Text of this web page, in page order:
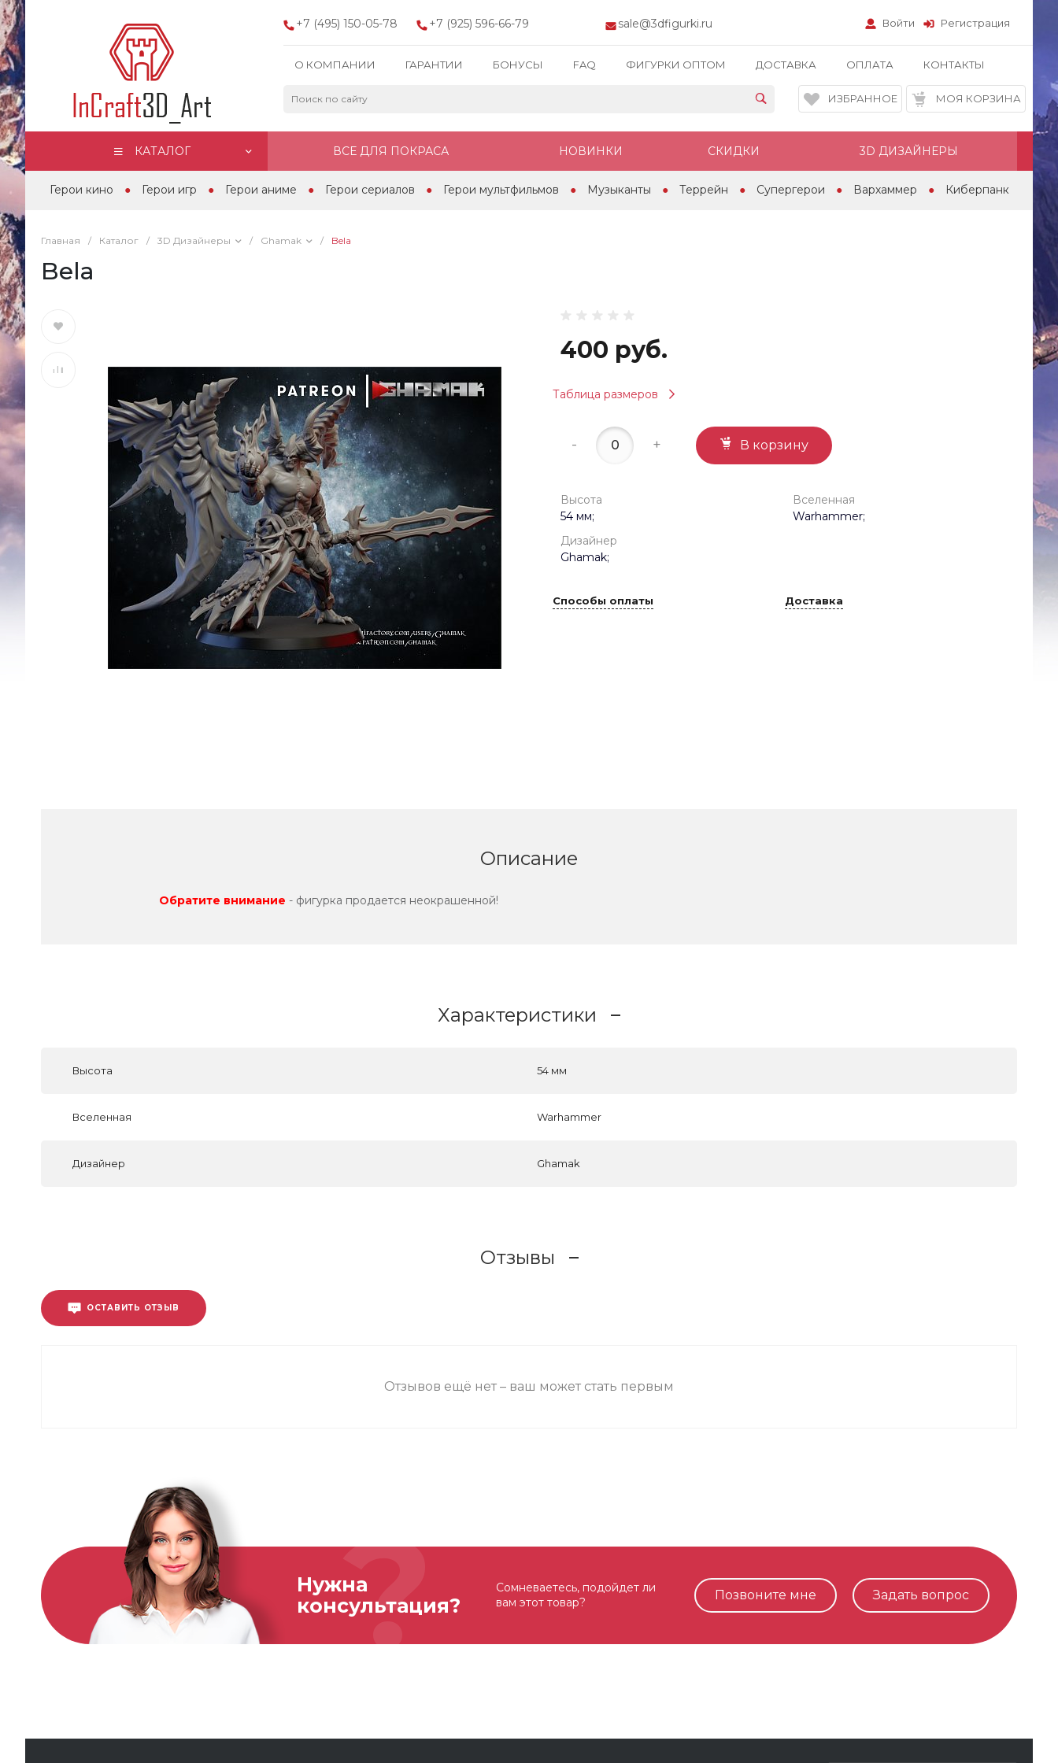
+7 (495) 150-05-78 +7 (925) 596-66-79 sale@3dfigurki.ru Войти Регистрация
О КОМПАНИИ ГАРАНТИИ БОНУСЫ FAQ ФИГУРКИ ОПТОМ ДОСТАВКА ОПЛАТА КОНТАКТЫ
ИЗБРАННОЕ МОЯ КОРЗИНА
КАТАЛОГ ВСЕ ДЛЯ ПОКРАСА НОВИНКИ СКИДКИ 3D ДИЗАЙНЕРЫ
Герои кино Герои игр Герои аниме Герои сериалов Герои мультфильмов Музыканты Террейн Супергерои Вархаммер Киберпанк
Главная / Каталог / 3D Дизайнеры / Ghamak / Bela
Bela
400 руб.
Таблица размеров
- + В корзину
Высота
54 мм;
Вселенная
Warhammer;
Дизайнер
Ghamak;
Способы оплаты Доставка
Описание
Обратите внимание - фигурка продается неокрашенной!
Характеристики
Высота 54 мм
Вселенная Warhammer
Дизайнер Ghamak
Отзывы
ОСТАВИТЬ ОТЗЫВ
Отзывов ещё нет – ваш может стать первым
Нужна
консультация?
Сомневаетесь, подойдет ли
вам этот товар?
Позвоните мне Задать вопрос